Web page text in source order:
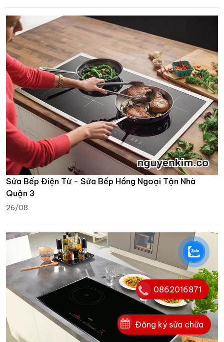
Sửa Bếp Điện Từ - Sửa Bếp Hồng Ngoại Tận Nhà
Quận 3
26/08
Đăng ký sửa chữa
0862016871